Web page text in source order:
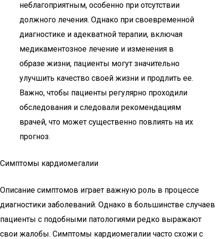
неблагоприятным, особенно при отсутствии
должного лечения. Однако при своевременной
диагностике и адекватной терапии, включая
медикаментозное лечение и изменения в
образе жизни, пациенты могут значительно
улучшить качество своей жизни и продлить ее.
Важно, чтобы пациенты регулярно проходили
обследования и следовали рекомендациям
врачей, что может существенно повлиять на их
прогноз.
Симптомы кардиомегалии
Описание симптомов играет важную роль в процессе
диагностики заболеваний. Однако в большинстве случаев
пациенты с подобными патологиями редко выражают
свои жалобы. Симптомы кардиомегалии часто схожи с